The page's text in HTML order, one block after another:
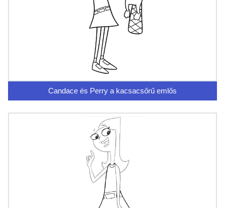
Candace és Perry a kacsacsőrű emlős